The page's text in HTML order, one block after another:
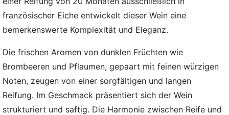
französischer Eiche entwickelt dieser Wein eine
bemerkenswerte Komplexität und Eleganz.
Die frischen Aromen von dunklen Früchten wie
Brombeeren und Pflaumen, gepaart mit feinen würzigen
Noten, zeugen von einer sorgfältigen und langen
Reifung. Im Geschmack präsentiert sich der Wein
strukturiert und saftig. Die Harmonie zwischen Reife und